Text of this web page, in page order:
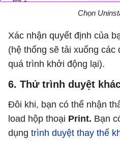
Chọn
Xác nhận quyết định của
(hệ thống sẽ tải xuống các
quá trình khởi động lại).
6. Thử trình duyệt
Đôi khi, bạn có thể nhận
load hộp thoại Print. Bạn
dụng trình duyệt thay thế